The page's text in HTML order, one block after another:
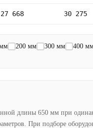
27 668 30 275
200 мм 300 мм 400
длины 650 мм при
При подборе